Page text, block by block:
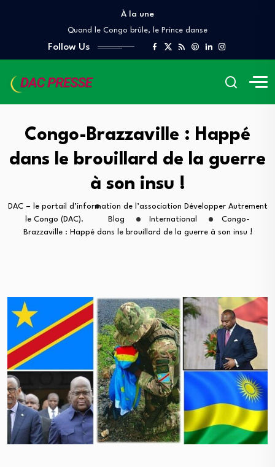
À la une
Denis Sassou Nguesso, le Scorpion, et les…
Quand le Congo brûle, le Prince danse
À QUAND UN AUDIT INDÉPENDANT DES GRANDS…
Lettre ouverte A Mr Pierre Mabiala, Ministre…
COUR DES COMPTES ET DE DISCIPLINE BUDGÉTAIRE
À QUAND UN AUDIT INDÉPENDANT DES GRANDS…
Follow Us
Congo-Brazzaville : Happé
dans le brouillard de la guerre
à son insu !
DAC – le portail d’information de l’association Développer Autrement
le Congo (DAC).
Blog International
Congo-
Brazzaville : Happé dans le brouillard de la guerre à son insu !